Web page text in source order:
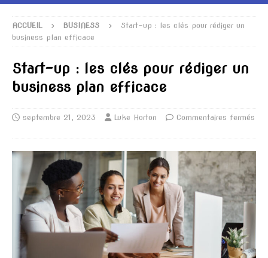
ACCUEIL BUSINESS
Start-up : les clés pour rédiger un
business plan efficace
Start-up : les clés pour rédiger un
business plan efficace
septembre 21, 2023 Luke Horton Commentaires fermés